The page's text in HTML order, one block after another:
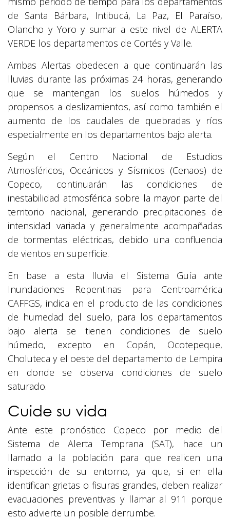
de Santa Bárbara, Intibucá, La Paz, El Paraíso,
Olancho y Yoro y sumar a este nivel de ALERTA
VERDE los departamentos de Cortés y Valle.
Ambas Alertas obedecen a que continuarán las
lluvias durante las próximas 24 horas, generando
que se mantengan los suelos húmedos y
propensos a deslizamientos, así como también el
aumento de los caudales de quebradas y ríos
especialmente en los departamentos bajo alerta.
Según el Centro Nacional de Estudios
Atmosféricos, Oceánicos y Sísmicos (Cenaos) de
Copeco, continuarán las condiciones de
inestabilidad atmosférica sobre la mayor parte del
territorio nacional, generando precipitaciones de
intensidad variada y generalmente acompañadas
de tormentas eléctricas, debido una confluencia
de vientos en superficie.
En base a esta lluvia el Sistema Guía ante
Inundaciones Repentinas para Centroamérica
CAFFGS, indica en el producto de las condiciones
de humedad del suelo, para los departamentos
bajo alerta se tienen condiciones de suelo
húmedo, excepto en Copán, Ocotepeque,
Choluteca y el oeste del departamento de Lempira
en donde se observa condiciones de suelo
saturado.
Cuide su vida
Ante este pronóstico Copeco por medio del
Sistema de Alerta Temprana (SAT), hace un
llamado a la población para que realicen una
inspección de su entorno, ya que, si en ella
identifican grietas o fisuras grandes, deben realizar
evacuaciones preventivas y llamar al 911 porque
esto advierte un posible derrumbe.